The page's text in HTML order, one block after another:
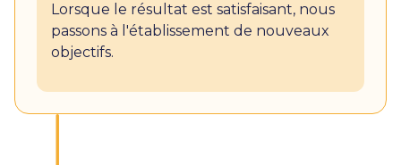
Lorsque le résultat est satisfaisant, nous
passons à l'établissement de nouveaux
objectifs.